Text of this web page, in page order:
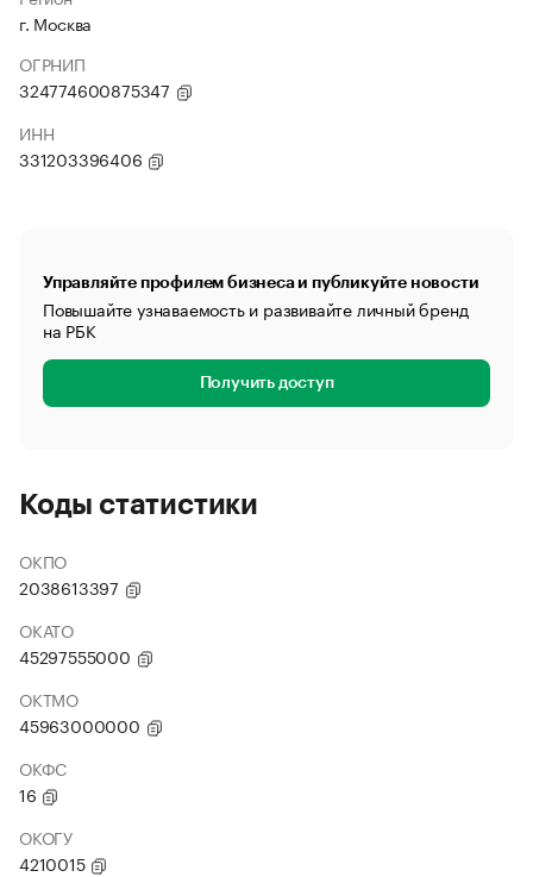
г. Москва
ОГРНИП
324774600875347
ИНН
331203396406
Управляйте профилем бизнеса и публикуйте новости
Повышайте узнаваемость и развивайте личный бренд
на РБК
Получить доступ
Коды статистики
ОКПО
2038613397
ОКАТО
45297555000
ОКТМО
45963000000
ОКФС
16
ОКОГУ
4210015